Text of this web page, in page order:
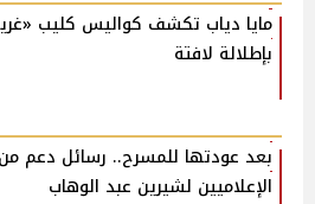
مايا دياب تكشف كواليس كليب
بإطلالة لافتة
بعد عودتها للمسرح.. رسائل دعم من
الإعلاميين لشيرين عبد الوهاب